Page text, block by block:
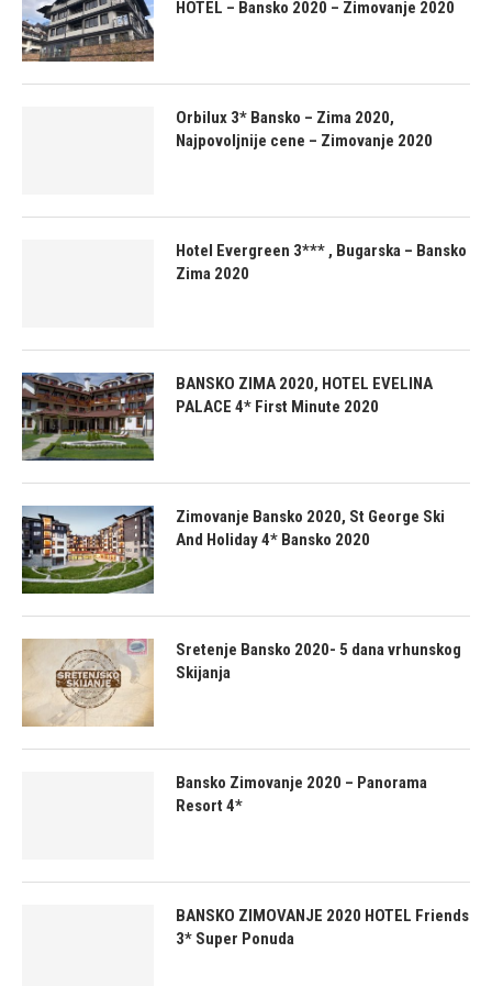
HOTEL – Bansko 2020 – Zimovanje 2020
Orbilux 3* Bansko – Zima 2020,
Najpovoljnije cene – Zimovanje 2020
Hotel Evergreen 3*** , Bugarska – Bansko
Zima 2020
BANSKO ZIMA 2020, HOTEL EVELINA
PALACE 4* First Minute 2020
Zimovanje Bansko 2020, St George Ski
And Holiday 4* Bansko 2020
Sretenje Bansko 2020- 5 dana vrhunskog
Skijanja
Bansko Zimovanje 2020 – Panorama
Resort 4*
BANSKO ZIMOVANJE 2020 HOTEL Friends
3* Super Ponuda